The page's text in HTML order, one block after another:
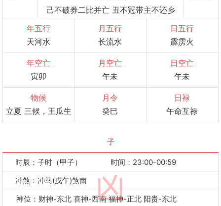
己不破券二比并亡 丑不冠带主不还乡
年五行
天河水
月五行
长流水
日五行
霹雳火
年空亡
寅卯
月空亡
午未
日空亡
午未
物候
立夏 三候，王瓜生
月令
癸巳
日禄
午命互禄
子
凶
时辰：子时（甲子）
时间：23:00-00:59
冲煞：冲马(戊午)煞南
神位：财神-东北 喜神-西南 福神-正北 阳贵-东北